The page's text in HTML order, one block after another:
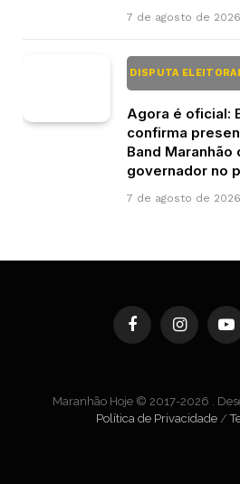
7 de agosto de 2026
DISPUTA
Agora é oficial:
confirma
Band
governador no
7 de agosto de 2026
FacebookInstagram
Maranhão Hoje © 2017-2026 .
Política de Privacidade /